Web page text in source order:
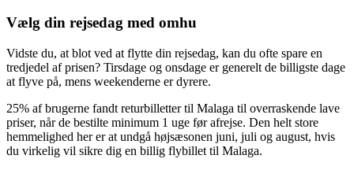
Vælg din rejsedag med omhu
Vidste du, at blot ved at flytte din rejsedag, kan du ofte spare en
tredjedel af prisen? Tirsdage og onsdage er generelt de billigste dage
at flyve på, mens weekenderne er dyrere.
25% af brugerne fandt returbilletter til Malaga til overraskende lave
priser, når de bestilte minimum 1 uge før afrejse. Den helt store
hemmelighed her er at undgå højsæsonen juni, juli og august, hvis
du virkelig vil sikre dig en billig flybillet til Malaga.